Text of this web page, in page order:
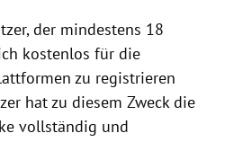
der mindestens 18
kostenlos für die
zu registrieren
hat zu diesem Zweck die
vollständig und